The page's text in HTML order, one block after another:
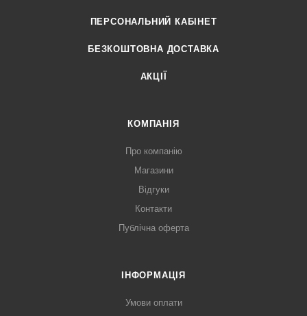
ПЕРСОНАЛЬНИЙ КАБІНЕТ
БЕЗКОШТОВНА ДОСТАВКА
АКЦІЇ
КОМПАНІЯ
Про компанію
Магазини
Відгуки
Контакти
Публічна оферта
ІНФОРМАЦІЯ
Умови оплати